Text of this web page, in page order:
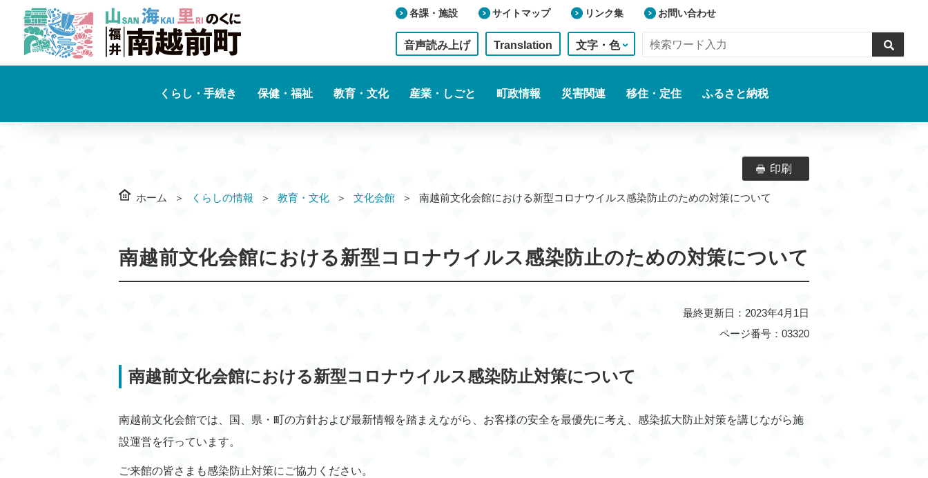
各課・施設 サイトマップ リンク集 お問い合わせ
音声読み上げ Translation 文字・色
くらし・手続き 保健・福祉 教育・文化 産業・しごと 町政情報 災害関連 移住・定住 ふるさと納税
ホーム くらしの情報 教育・文化 文化会館 南越前文化会館における新型コロナウイルス感染防止のための対策について
印刷
南越前文化会館における新型コロナウイルス感染防止のための対策について
最終更新日：2023年4月1日
ページ番号：03320
南越前文化会館における新型コロナウイルス感染防止対策について
南越前文化会館では、国、県・町の方針および最新情報を踏まえながら、お客様の安全を最優先に考え、感染拡大防止対策を講じながら施
設運営を行っています。
ご来館の皆さまも感染防止対策にご協力ください。